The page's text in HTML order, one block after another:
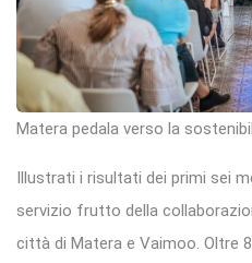
Matera pedala verso la
Illustrati i risultati dei primi sei
servizio frutto della
città di Matera e Vaimoo. Oltre